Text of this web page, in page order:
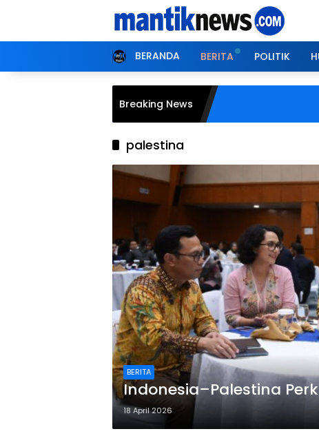
BERANDA BERITA POLITIK
Breaking News
palestina
BERITA
Indonesia–Palestina
18 April 2026